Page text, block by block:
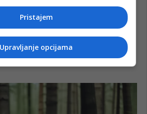
Pristajem
Upravljanje opcijama